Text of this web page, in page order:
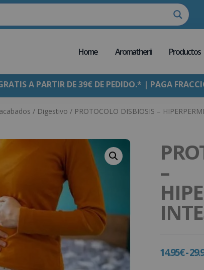
Home Aromatherii Productos
A PARTIR DE 39€ DE PEDIDO.* | PAGA
/ Digestivo / PROTOCOLO DISBIOSIS –
–
14.95€-